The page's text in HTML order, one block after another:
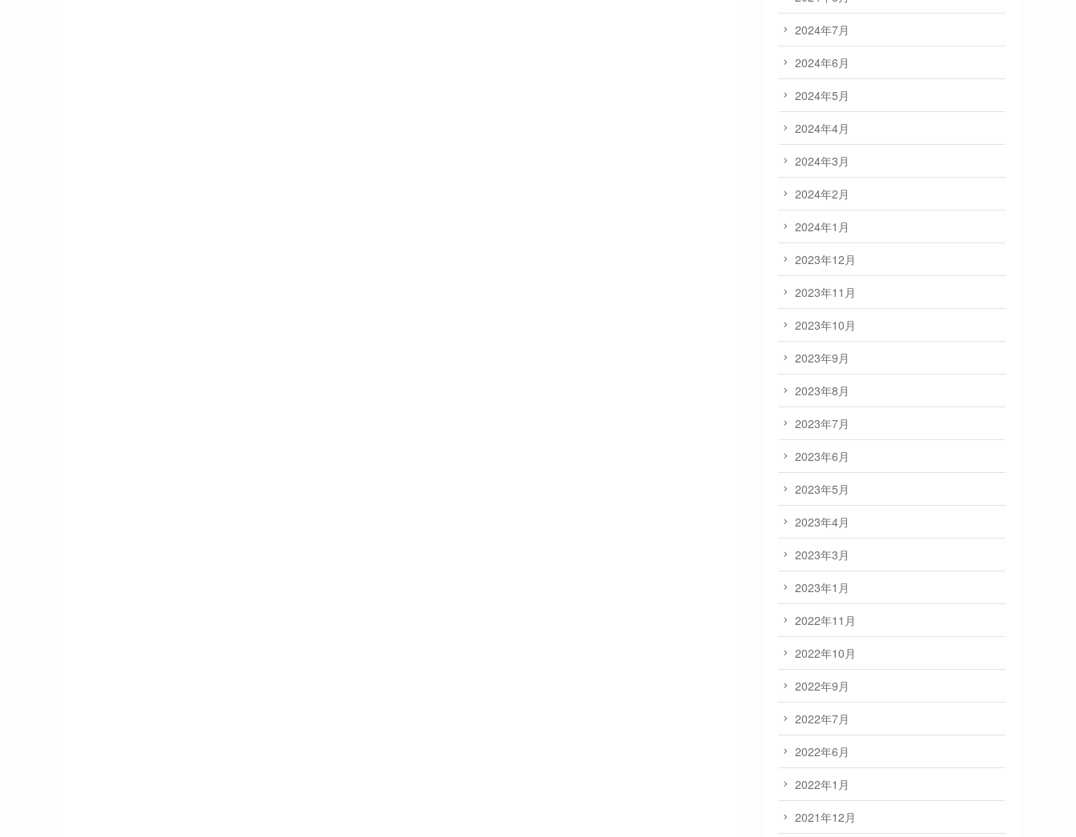
2024年7月
2024年6月
2024年5月
2024年4月
2024年3月
2024年2月
2024年1月
2023年12月
2023年11月
2023年10月
2023年9月
2023年8月
2023年7月
2023年6月
2023年5月
2023年4月
2023年3月
2023年1月
2022年11月
2022年10月
2022年9月
2022年7月
2022年6月
2022年1月
2021年12月